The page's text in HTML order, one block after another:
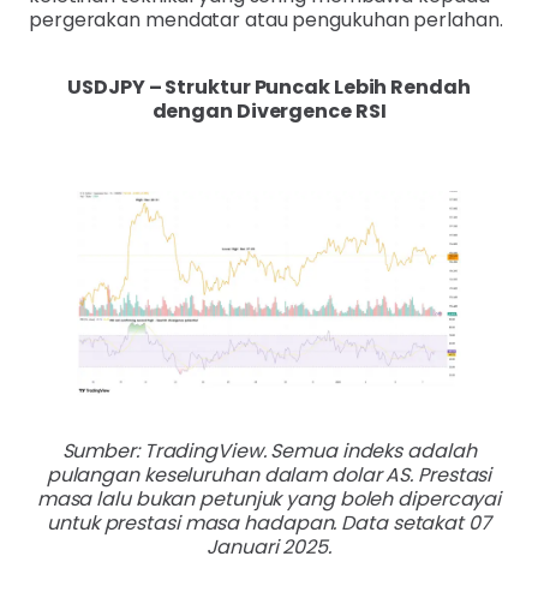
pergerakan mendatar atau pengukuhan perlahan.
USDJPY – Struktur Puncak Lebih Rendah
dengan Divergence RSI
Sumber: TradingView. Semua indeks adalah
pulangan keseluruhan dalam dolar AS. Prestasi
masa lalu bukan petunjuk yang boleh dipercayai
untuk prestasi masa hadapan. Data setakat 07
Januari 2025.